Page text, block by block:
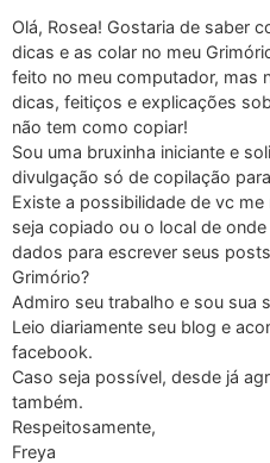
Olá, Rosea! Gostaria de saber
dicas e as colar no meu
feito no meu computador, mas
dicas, feitiços e explicações
não tem como copiar!
Sou uma bruxinha iniciante e
divulgação só de copilação
Existe a possibilidade de vc
seja copiado ou o local de
dados para escrever seus
Grimório?
Admiro seu trabalho e sou sua
Leio diariamente seu blog e
facebook.
Caso seja possível, desde já
também.
Respeitosamente,
Freya